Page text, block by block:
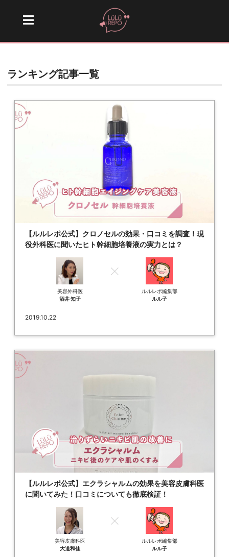
ランキング記事一覧
【ルルレポ公式】クロノセルの効果・口コミを調査！現
役外科医に聞いたヒト幹細胞培養液の実力とは？
美容外科医
酒井 知子
ルルレポ編集部
ルル子
2019.10.22
【ルルレポ公式】エクラシャルムの効果を美容皮膚科医
に聞いてみた！口コミについても徹底検証！
美容皮膚科医
大道和佳
ルルレポ編集部
ルル子